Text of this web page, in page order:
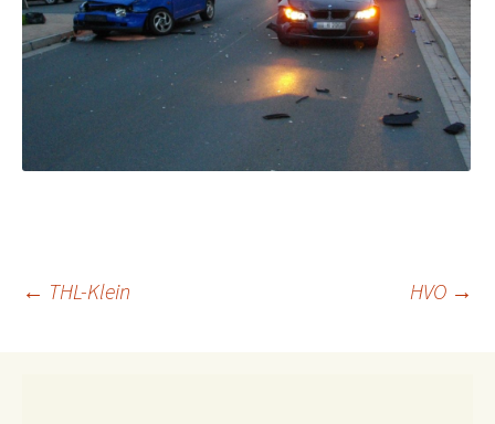
Beitragsnavigation
← THL-Klein HVO →